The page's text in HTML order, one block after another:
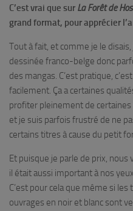
C’est vrai que sur La Forêt de
grand format, pour apprécier
Tout à fait, et comme je le
dessinée franco-belge donc
des mangas. C’est pratique,
facilement. Ça a certaines
profiter pleinement de certaines
et je suis parfois frustré de ne
certains titres à cause du petit
Et puisque je parle de prix,
il était aussi important à nos
C’est pour cela que même si
ouvrages en noir et blanc sont